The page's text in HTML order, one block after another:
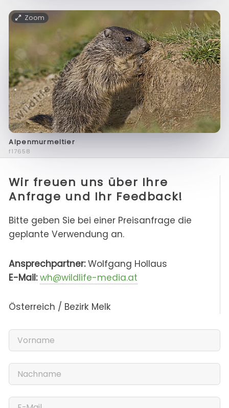
Zoom
Alpenmurmeltier
f17658
Wir freuen uns über Ihre
Anfrage und Ihr Feedback!
Bitte geben Sie bei einer Preisanfrage die
geplante Verwendung an.
Ansprechpartner:Wolfgang Hollaus
E-Mail: wh@wildlife-media.at
Österreich / Bezirk Melk